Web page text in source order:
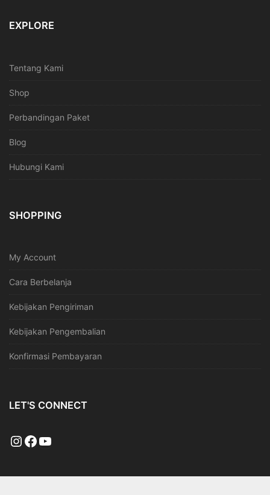
EXPLORE
Tentang Kami
Shop
Perbandingan Paket
Blog
Hubungi Kami
SHOPPING
My Account
Cara Berbelanja
Kebijakan Pengiriman
Kebijakan Pengembalian
Konfirmasi Pembayaran
LET'S CONNECT